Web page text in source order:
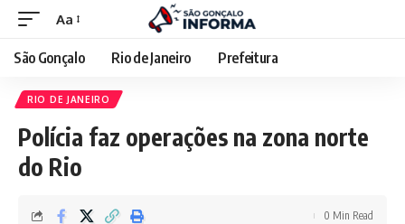
Aa
São Gonçalo Rio de Janeiro Prefeitura
RIO DE JANEIRO
Polícia faz operações na zona norte
do Rio
0 Min Read